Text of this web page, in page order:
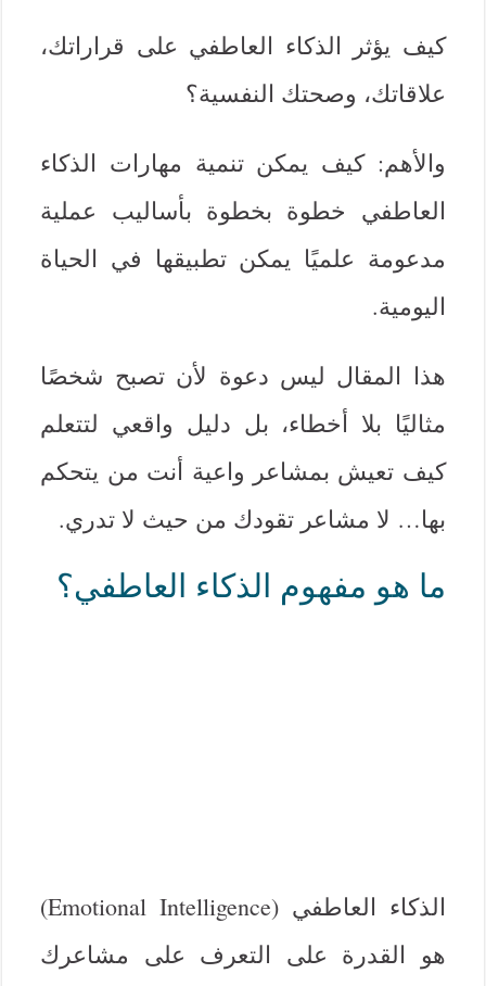
كيف يؤثر الذكاء العاطفي على قراراتك،
علاقاتك، وصحتك النفسية؟
والأهم: كيف يمكن تنمية مهارات الذكاء
العاطفي خطوة بخطوة بأساليب عملية
مدعومة علميًا يمكن تطبيقها في الحياة
اليومية.
هذا المقال ليس دعوة لأن تصبح شخصًا
مثاليًا بلا أخطاء، بل دليل واقعي لتتعلم
كيف تعيش بمشاعر واعية أنت من يتحكم
بها… لا مشاعر تقودك من حيث لا تدري.
ما هو مفهوم الذكاء العاطفي؟
الذكاء العاطفي (Emotional Intelligence)
هو القدرة على التعرف على مشاعرك